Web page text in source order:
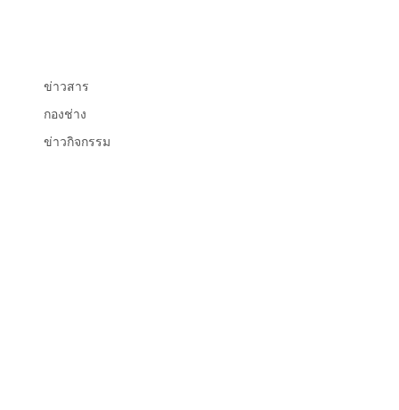
ข่าวสาร
กองช่าง
ข่าวกิจกรรม